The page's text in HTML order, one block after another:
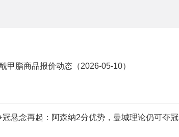
甲脂商品报价动态（2026-05-10）
悬念再起：阿森纳2分优势，曼城理论仍可夺冠